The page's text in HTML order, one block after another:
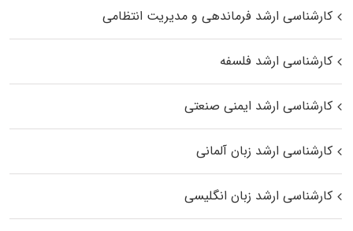
کارشناسی ارشد فرماندهی و مدیریت انتظامی
کارشناسی ارشد فلسفه
کارشناسی ارشد ایمنی صنعتی
کارشناسی ارشد زبان آلمانی
کارشناسی ارشد زبان انگلیسی